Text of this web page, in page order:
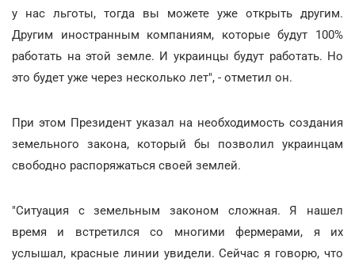
у нас льготы, тогда вы можете уже открыть другим.
Другим иностранным компаниям, которые будут 100%
работать на этой земле. И украинцы будут работать. Но
это будет уже через несколько лет", - отметил он.
При этом Президент указал на необходимость создания
земельного закона, который бы позволил украинцам
свободно распоряжаться своей землей.
"Ситуация с земельным законом сложная. Я нашел
время и встретился со многими фермерами, я их
услышал, красные линии увидели. Сейчас я говорю, что